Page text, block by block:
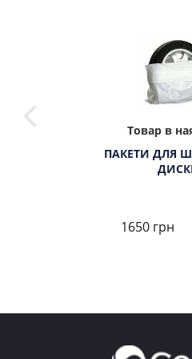
Товар в
ПАКЕТИ ДЛЯ
1650 грн